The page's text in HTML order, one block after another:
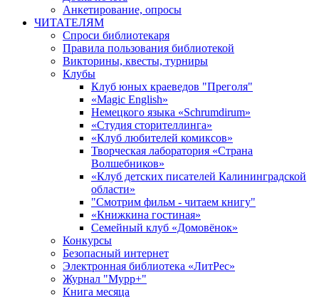
Анкетирование, опросы
ЧИТАТЕЛЯМ
Спроси библиотекаря
Правила пользования библиотекой
Викторины, квесты, турниры
Клубы
Клуб юных краеведов "Преголя"
«Magic English»
Немецкого языка «Schrumdirum»
«Студия сторителлинга»
«Клуб любителей комиксов»
Творческая лаборатория «Страна
Волшебников»
«Клуб детских писателей Калининградской
области»
"Смотрим фильм - читаем книгу"
«Книжкина гостиная»
Семейный клуб «Домовёнок»
Конкурсы
Безопасный интернет
Электронная библиотека «ЛитРес»
Журнал "Мурр+"
Книга месяца